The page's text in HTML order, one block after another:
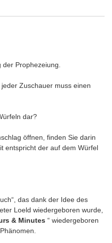
Prophezeiung.
Zuschauer muss einen
dar?
öffnen, finden Sie darin
entspricht der auf dem Würfel
das dank der Idee des
Loeld wiedergeboren wurde,
& Minutes “ wiedergeboren